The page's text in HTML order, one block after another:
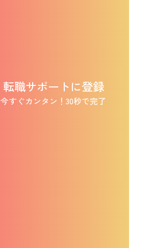
転職サポートに登録
今すぐカンタン！30秒で完了